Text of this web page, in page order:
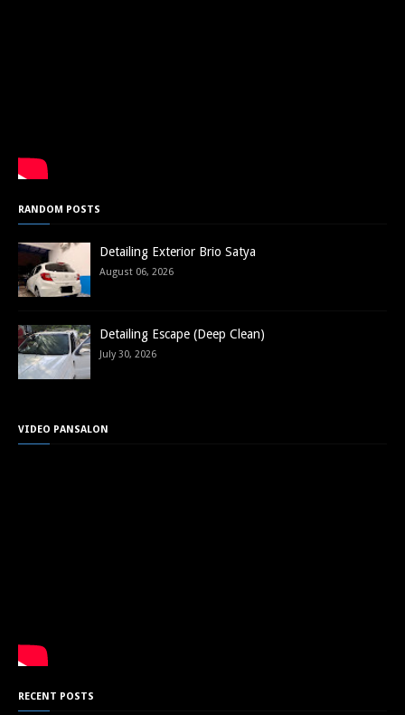
RANDOM POSTS
Detailing Exterior Brio Satya
August 06, 2026
Detailing Escape (Deep Clean)
July 30, 2026
VIDEO PANSALON
RECENT POSTS